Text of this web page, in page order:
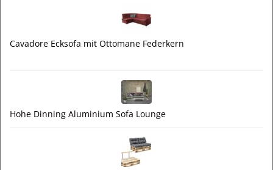
Cavadore Ecksofa mit Ottomane Federkern
Hohe Dinning Aluminium Sofa Lounge